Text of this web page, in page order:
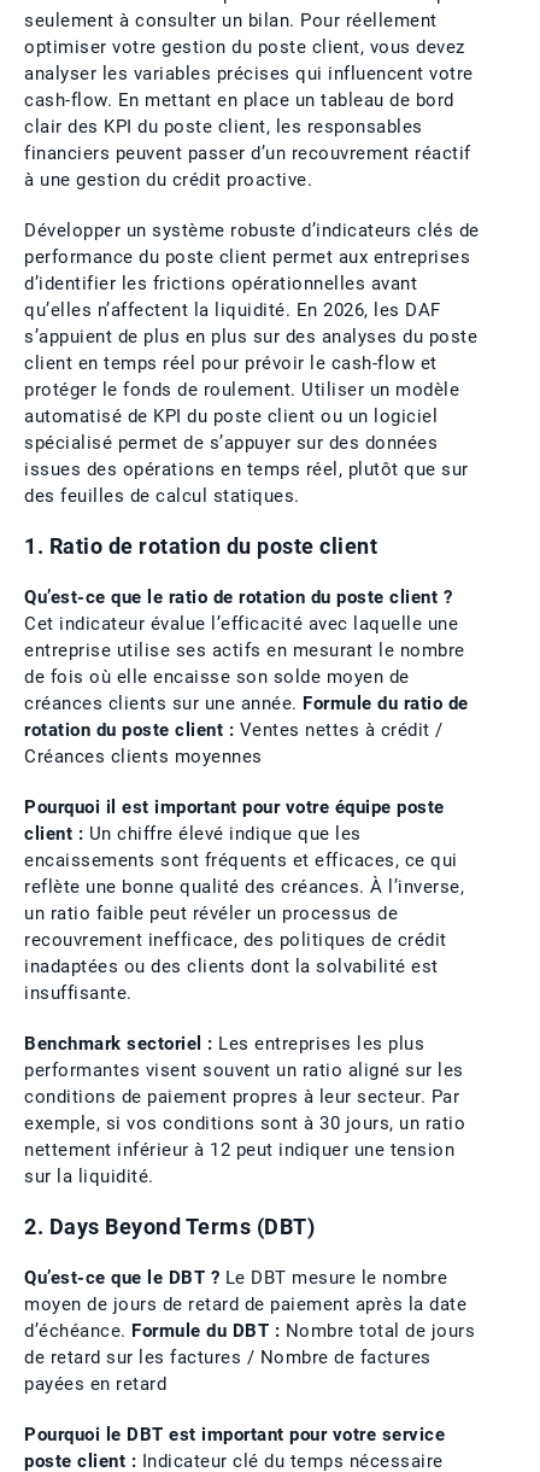
seulement à consulter un bilan. Pour réellement
optimiser votre gestion du poste client, vous devez
analyser les variables précises qui influencent votre
cash-flow. En mettant en place un tableau de bord
clair des KPI du poste client, les responsables
financiers peuvent passer d’un recouvrement réactif
à une gestion du crédit proactive.
Développer un système robuste d’indicateurs clés de
performance du poste client permet aux entreprises
d’identifier les frictions opérationnelles avant
qu’elles n’affectent la liquidité. En 2026, les DAF
s’appuient de plus en plus sur des analyses du poste
client en temps réel pour prévoir le cash-flow et
protéger le fonds de roulement. Utiliser un modèle
automatisé de KPI du poste client ou un logiciel
spécialisé permet de s’appuyer sur des données
issues des opérations en temps réel, plutôt que sur
des feuilles de calcul statiques.
1. Ratio de rotation du poste client
Qu’est-ce que le ratio de rotation du poste client ?
Cet indicateur évalue l’efficacité avec laquelle une
entreprise utilise ses actifs en mesurant le nombre
de fois où elle encaisse son solde moyen de
créances clients sur une année. Formule du ratio de
rotation du poste client : Ventes nettes à crédit /
Créances clients moyennes
Pourquoi il est important pour votre équipe poste
client : Un chiffre élevé indique que les
encaissements sont fréquents et efficaces, ce qui
reflète une bonne qualité des créances. À l’inverse,
un ratio faible peut révéler un processus de
recouvrement inefficace, des politiques de crédit
inadaptées ou des clients dont la solvabilité est
insuffisante.
Benchmark sectoriel : Les entreprises les plus
performantes visent souvent un ratio aligné sur les
conditions de paiement propres à leur secteur. Par
exemple, si vos conditions sont à 30 jours, un ratio
nettement inférieur à 12 peut indiquer une tension
sur la liquidité.
2. Days Beyond Terms (DBT)
Qu’est-ce que le DBT ? Le DBT mesure le nombre
moyen de jours de retard de paiement après la date
d’échéance. Formule du DBT : Nombre total de jours
de retard sur les factures / Nombre de factures
payées en retard
Pourquoi le DBT est important pour votre service
poste client : Indicateur clé du temps nécessaire